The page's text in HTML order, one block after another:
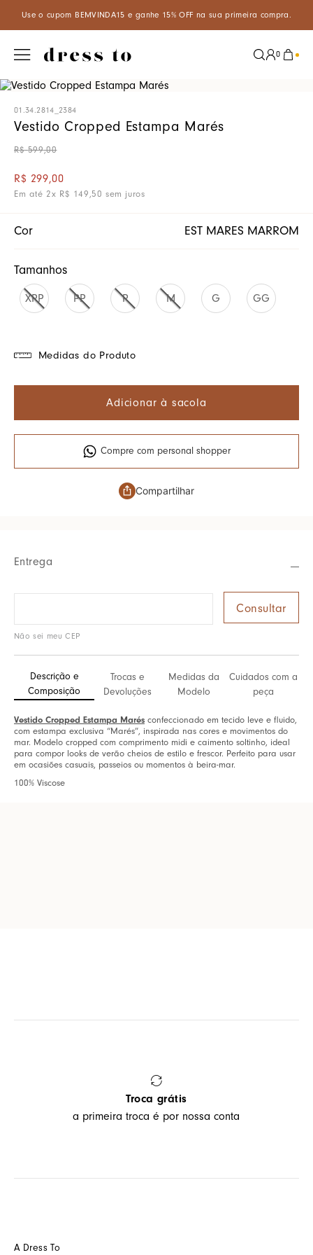
BEMVINDA15 e ganhe 15% OFF na sua primeira compra.
0
01.34.2814_2384
Vestido Cropped Estampa Marés
R$ 599,00
R$ 299,00
Em até 2x R$ 149 ,50 sem juros
Cor EST MARES MARROM
Tamanhos
XPP PP P M G GG
Medidas do Produto
Adicionar à sacola
Compre com personal shopper
Compartilhar
Entrega
Não sei meu CEP
Descrição e
Composição
Trocas e
Devoluções
Medidas da
Modelo
Cuidados com a
peça
Vestido Cropped Estampa Marés confeccionado em tecido leve e fluido,
com estampa exclusiva “Marés”, inspirada nas cores e movimentos do
mar. Modelo cropped com comprimento midi e caimento soltinho, ideal
para compor looks de verão cheios de estilo e frescor. Perfeito para usar
em ocasiões casuais, passeios ou momentos à beira-mar.
100% Viscose
Troca grátis
a primeira troca é por nossa conta
A Dress To